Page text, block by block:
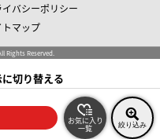
イバシーポリシー
トマップ
Rights Reserved.
切り替える
お気に入り
一覧 絞り込み